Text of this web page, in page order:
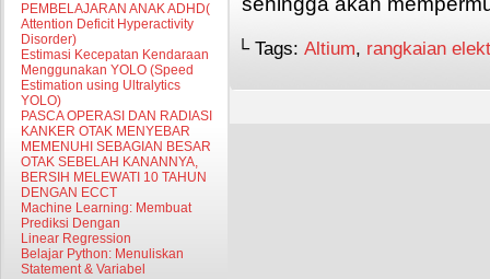
PEMBELAJARAN ANAK ADHD(
Attention Deficit Hyperactivity
Disorder)
Estimasi Kecepatan Kendaraan
Menggunakan YOLO (Speed
Estimation using Ultralytics
YOLO)
PASCA OPERASI DAN RADIASI
KANKER OTAK MENYEBAR
MEMENUHI SEBAGIAN BESAR
OTAK SEBELAH KANANNYA,
BERSIH MELEWATI 10 TAHUN
DENGAN ECCT
Machine Learning: Membuat
Prediksi Dengan
Linear Regression
Belajar Python: Menuliskan
Statement & Variabel
└ Tags: Altium, rangkaian